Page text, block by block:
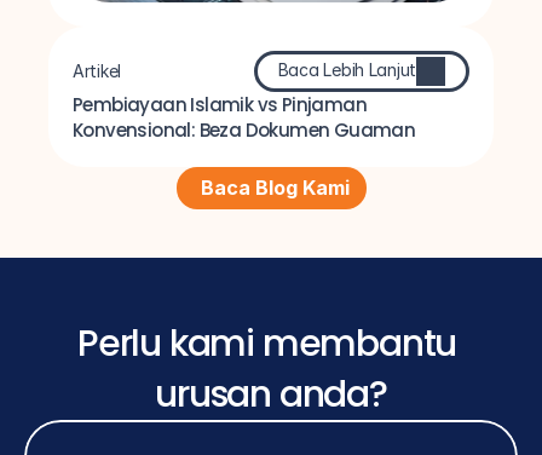
Artikel Baca Lebih Lanjut
Pembiayaan Islamik vs Pinjaman
Konvensional: Beza Dokumen Guaman
Baca Blog Kami
Perlu kami membantu
urusan anda?